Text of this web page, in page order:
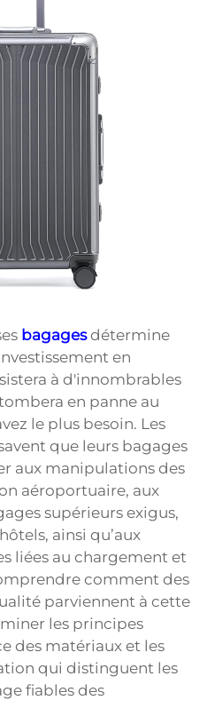
bagagesdétermine
en
à d'innombrables
en panne au
le plus besoin. Les
que leurs bagages
aux manipulations des
aéroportuaire, aux
supérieurs exigus,
ainsi qu’aux
liées au chargement et
comment des
parviennent à cette
les principes
des matériaux et les
qui distinguent les
fiables des